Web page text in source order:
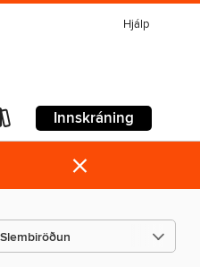
Hjálp
Innskráning
×